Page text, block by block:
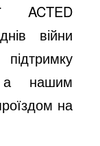
ACTED
війни
а нашим
на